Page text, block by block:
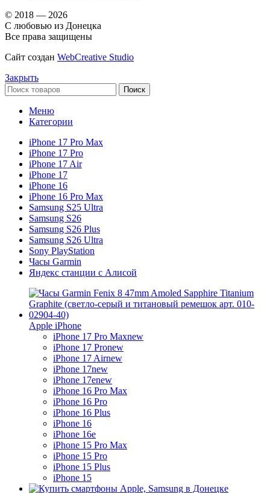
© 2018 — 2026
С любовью из Донецка
Все права защищены
Сайт создан WebCreative Studio
Закрыть
Поиск
Меню
Категории
iPhone 17 Pro Max
iPhone 17 Pro
iPhone 17 Air
iPhone 17
iPhone 16
iPhone 16 Pro Max
Samsung S25 Ultra
Samsung S26
Samsung S26 Plus
Samsung S26 Ultra
Sony PlayStation
Часы Garmin
Яндекс станции с Алисой
Apple iPhone
iPhone 17 Pro Maxnew
iPhone 17 Pronew
iPhone 17 Airnew
iPhone 17new
iPhone 17enew
iPhone 16 Pro Max
iPhone 16 Pro
iPhone 16 Plus
iPhone 16
iPhone 16e
iPhone 15 Pro Max
iPhone 15 Pro
iPhone 15 Plus
iPhone 15